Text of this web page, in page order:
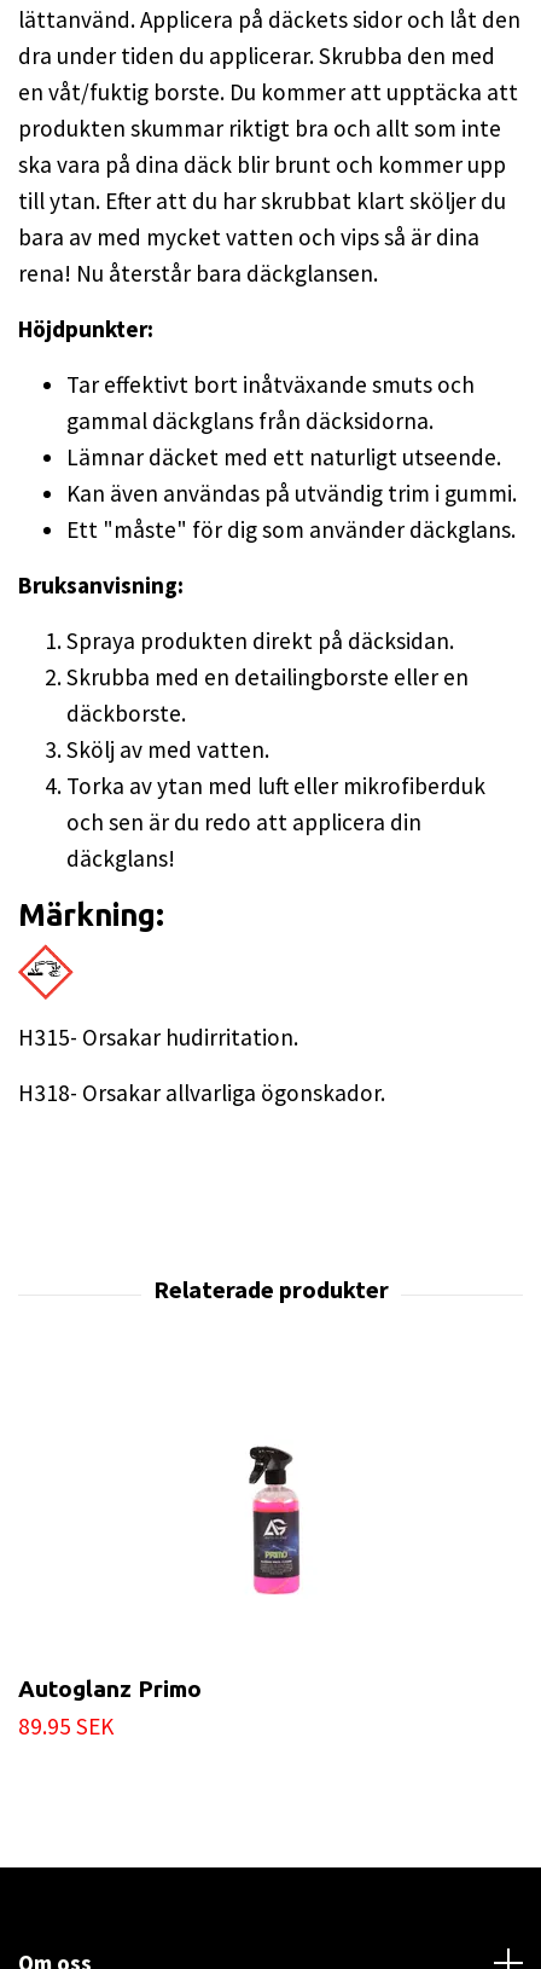
lättanvänd. Applicera på däckets sidor och låt den
dra under tiden du applicerar. Skrubba den med
en våt/fuktig borste. Du kommer att upptäcka att
produkten skummar riktigt bra och allt som inte
ska vara på dina däck blir brunt och kommer upp
till ytan. Efter att du har skrubbat klart sköljer du
bara av med mycket vatten och vips så är dina
rena! Nu återstår bara däckglansen.
Höjdpunkter:
Tar effektivt bort inåtväxande smuts och
gammal däckglans från däcksidorna.
Lämnar däcket med ett naturligt utseende.
Kan även användas på utvändig trim i gummi.
Ett "måste" för dig som använder däckglans.
Bruksanvisning:
Spraya produkten direkt på däcksidan.
Skrubba med en detailingborste eller en
däckborste.
Skölj av med vatten.
Torka av ytan med luft eller mikrofiberduk
och sen är du redo att applicera din
däckglans!
Märkning:
H315- Orsakar hudirritation.
H318- Orsakar allvarliga ögonskador.
Autoglanz Primo
89.95 SEK
Om oss